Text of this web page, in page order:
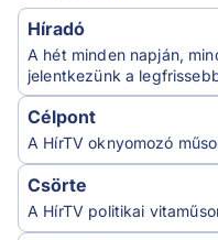
Híradó
A hét minden napján,
jelentkezünk a
Célpont
A HírTV oknyomozó
Csörte
A HírTV politikai